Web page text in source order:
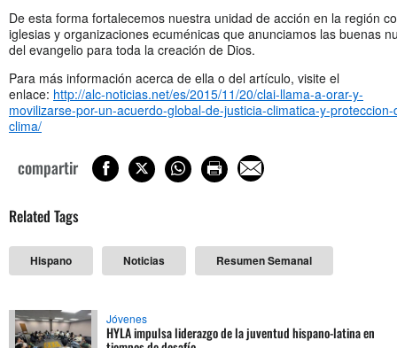
De esta forma fortalecemos nuestra unidad de acción en la región
iglesias y organizaciones ecuménicas que anunciamos las buenas
del evangelio para toda la creación de Dios.
Para más información acerca de ella o del artículo, visite el
enlace: http://alc-noticias.net/es/2015/11/20/clai-llama-a-orar-y-
movilizarse-por-un-acuerdo-global-de-justicia-climatica-y-proteccion-
clima/
compartir
Related Tags
Hispano Noticias Resumen Semanal
Jóvenes
HYLA impulsa liderazgo de la juventud hispano-latina en